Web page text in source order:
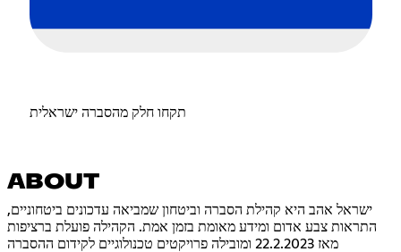
תקחו חלק מהסברה ישראלית
ABOUT
ישראל אהב היא קהילת הסברה וביטחון שמביאה עדכונים ביטחוניים,
התראות צבע אדום ומידע מאומת בזמן אמת. הקהילה פועלת ברציפות
מאז 22.2.2023 ומובילה פרויקטים טכנולוגיים לקידום ההסברה